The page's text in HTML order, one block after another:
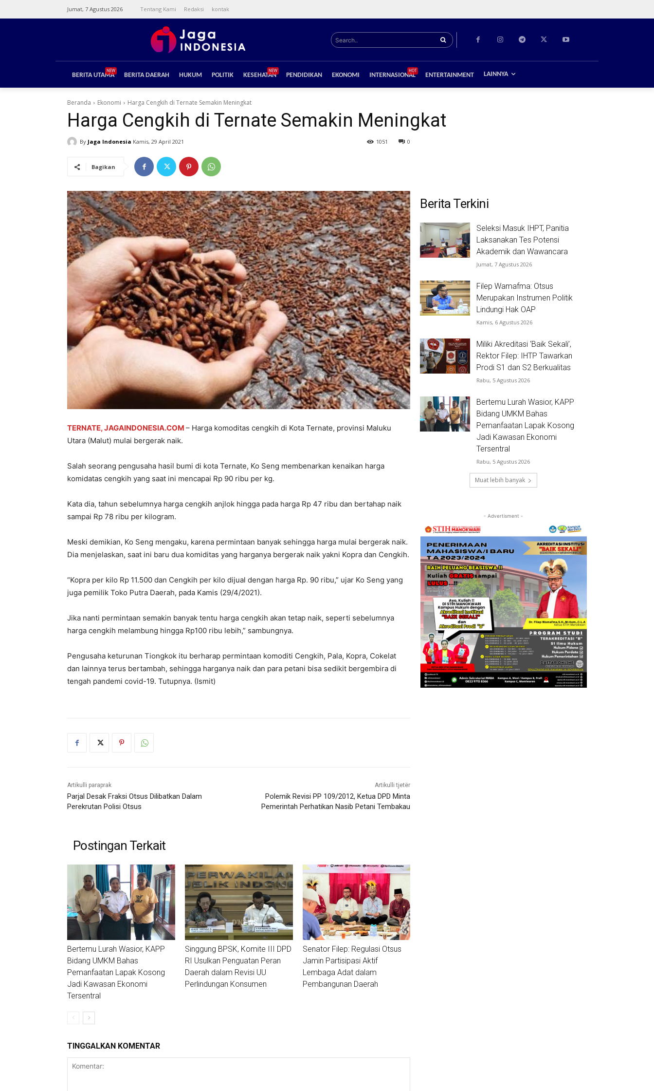
Jumat, 7 Agustus 2026 Tentang Kami Redaksi kontak
Search..
BERITA UTAMA
NEW
BERITA DAERAH HUKUM POLITIK KESEHATAN
NEW
PENDIDIKAN EKONOMI INTERNASIONAL
HOT
ENTERTAINMENT LAINNYA
Beranda Ekonomi Harga Cengkih di Ternate Semakin Meningkat
Harga Cengkih di Ternate Semakin Meningkat
By Jaga Indonesia Kamis, 29 April 2021 0
1051
Bagikan
TERNATE, JAGAINDONESIA.COM – Harga komoditas cengkih di Kota Ternate, provinsi Maluku
Utara (Malut) mulai bergerak naik.
Salah seorang pengusaha hasil bumi di kota Ternate, Ko Seng membenarkan kenaikan harga
komidatas cengkih yang saat ini mencapai Rp 90 ribu per kg.
Kata dia, tahun sebelumnya harga cengkih anjlok hingga pada harga Rp 47 ribu dan bertahap naik
sampai Rp 78 ribu per kilogram.
Meski demikian, Ko Seng mengaku, karena permintaan banyak sehingga harga mulai bergerak naik.
Dia menjelaskan, saat ini baru dua komiditas yang harganya bergerak naik yakni Kopra dan Cengkih.
“Kopra per kilo Rp 11.500 dan Cengkih per kilo dijual dengan harga Rp. 90 ribu,” ujar Ko Seng yang
juga pemilik Toko Putra Daerah, pada Kamis (29/4/2021).
Jika nanti permintaan semakin banyak tentu harga cengkih akan tetap naik, seperti sebelumnya
harga cengkih melambung hingga Rp100 ribu lebih,” sambungnya.
Pengusaha keturunan Tiongkok itu berharap permintaan komoditi Cengkih, Pala, Kopra, Cokelat
dan lainnya terus bertambah, sehingga harganya naik dan para petani bisa sedikit bergembira di
tengah pandemi covid-19. Tutupnya. (Ismit)
Artikulli paraprak
Parjal Desak Fraksi Otsus Dilibatkan Dalam
Perekrutan Polisi Otsus
Artikulli tjetër
Polemik Revisi PP 109/2012, Ketua DPD Minta
Pemerintah Perhatikan Nasib Petani Tembakau
Postingan Terkait
Bertemu Lurah Wasior, KAPP
Bidang UMKM Bahas
Pemanfaatan Lapak Kosong
Jadi Kawasan Ekonomi
Tersentral
Singgung BPSK, Komite III DPD
RI Usulkan Penguatan Peran
Daerah dalam Revisi UU
Perlindungan Konsumen
Senator Filep: Regulasi Otsus
Jamin Partisipasi Aktif
Lembaga Adat dalam
Pembangunan Daerah
TINGGALKAN KOMENTAR
Berita Terkini
Seleksi Masuk IHPT, Panitia
Laksanakan Tes Potensi
Akademik dan Wawancara
Jumat, 7 Agustus 2026
Filep Wamafma: Otsus
Merupakan Instrumen Politik
Lindungi Hak OAP
Kamis, 6 Agustus 2026
Miliki Akreditasi ‘Baik Sekali’,
Rektor Filep: IHTP Tawarkan
Prodi S1 dan S2 Berkualitas
Rabu, 5 Agustus 2026
Bertemu Lurah Wasior, KAPP
Bidang UMKM Bahas
Pemanfaatan Lapak Kosong
Jadi Kawasan Ekonomi
Tersentral
Rabu, 5 Agustus 2026
Muat lebih banyak
- Advertisment -